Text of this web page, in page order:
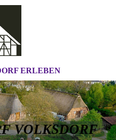
ERLEBEN
VOLKSDORF